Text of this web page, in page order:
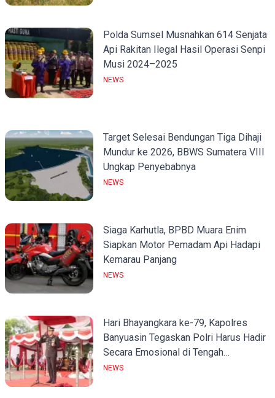
Polda Sumsel Musnahkan 614 Senjata
Api Rakitan Ilegal Hasil Operasi Senpi
Musi 2024–2025
NEWS
Target Selesai Bendungan Tiga Dihaji
Mundur ke 2026, BBWS Sumatera VIII
Ungkap Penyebabnya
NEWS
Siaga Karhutla, BPBD Muara Enim
Siapkan Motor Pemadam Api Hadapi
Kemarau Panjang
NEWS
Hari Bhayangkara ke-79, Kapolres
Banyuasin Tegaskan Polri Harus Hadir
Secara Emosional di Tengah
Masyarakat
NEWS